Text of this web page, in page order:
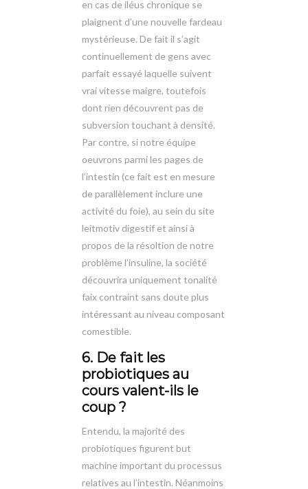
en cas de iléus chronique se
plaignent d’une nouvelle fardeau
mystérieuse. De fait il s’agit
continuellement de gens avec
parfait essayé laquelle suivent
vrai vitesse maigre, toutefois
dont rien découvrent pas de
subversion touchant à densité.
Par contre, si notre équipe
oeuvrons parmi les pages de
l’intestin (ce fait est en mesure
de parallèlement inclure une
activité du foie), au sein du site
leitmotiv digestif et ainsi à
propos de la résoltion de notre
problème l’insuline, la société
découvrira uniquement tonalité
faix contraint sans doute plus
intéressant au niveau composant
comestible.
6. De fait les
probiotiques au
cours valent-ils le
coup ?
Entendu, la majorité des
probiotiques figurent but
machine important du processus
relatives au l’intestin. Néanmoins